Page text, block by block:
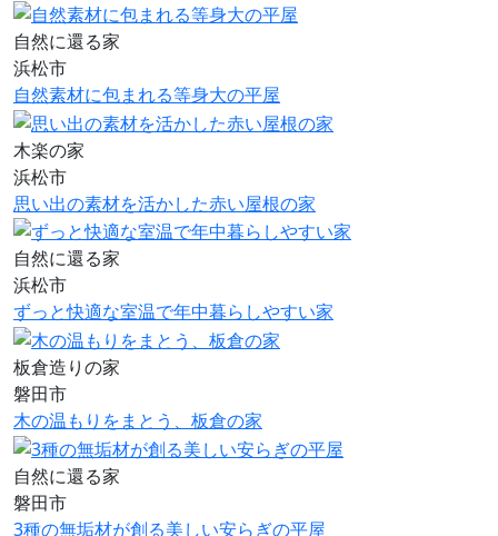
自然に還る家
浜松市
自然素材に包まれる等身大の平屋
木楽の家
浜松市
思い出の素材を活かした赤い屋根の家
自然に還る家
浜松市
ずっと快適な室温で年中暮らしやすい家
板倉造りの家
磐田市
木の温もりをまとう、板倉の家
自然に還る家
磐田市
3種の無垢材が創る美しい安らぎの平屋